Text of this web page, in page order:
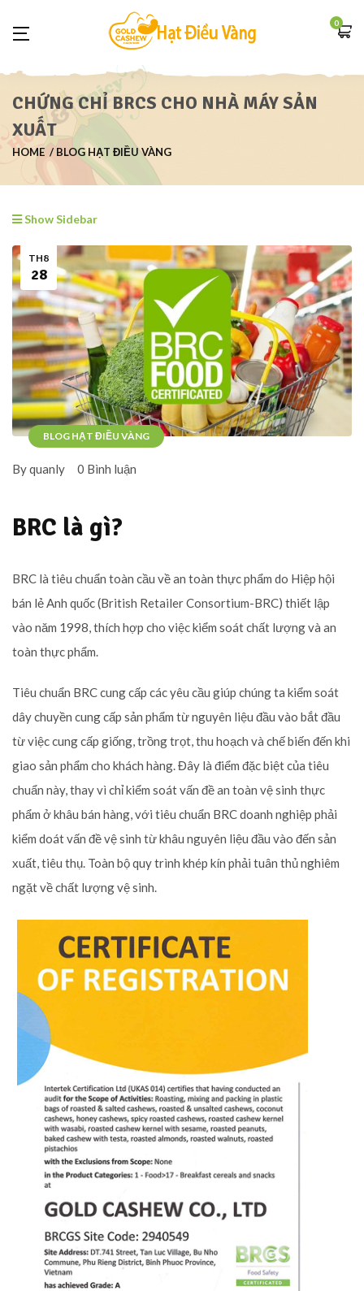
0
CHỨNG CHỈ BRCS CHO NHÀ MÁY SẢN
XUẤT
HOME BLOG HẠT ĐIỀU VÀNG
Show Sidebar
BLOG HẠT ĐIỀU VÀNG
TH8
28
By quanly 0 Bình luận
BRC là gì?
BRC là tiêu chuẩn toàn cầu về an toàn thực phẩm do Hiệp hội
bán lẻ Anh quốc (British Retailer Consortium-BRC) thiết lập
vào năm 1998, thích hợp cho việc kiểm soát chất lượng và an
toàn thực phẩm.
Tiêu chuẩn BRC cung cấp các yêu cầu giúp chúng ta kiểm soát
dây chuyền cung cấp sản phẩm từ nguyên liệu đầu vào bắt đầu
từ việc cung cấp giống, trồng trọt, thu hoạch và chế biến đến khi
giao sản phẩm cho khách hàng. Đây là điểm đặc biệt của tiêu
chuẩn này, thay vì chỉ kiểm soát vấn đề an toàn vệ sinh thực
phẩm ở khâu bán hàng, với tiêu chuẩn BRC doanh nghiệp phải
kiểm doát vấn đề vệ sinh từ khâu nguyên liệu đầu vào đến sản
xuất, tiêu thụ. Toàn bộ quy trình khép kín phải tuân thủ nghiêm
ngặt về chất lượng vệ sinh.